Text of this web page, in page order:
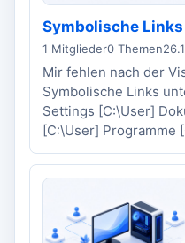
Symbolische
1 Mitglieder0 Themen
Mir fehlen nach der
Symbolische Links
Settings [C:\User]
[C:\User] Programme